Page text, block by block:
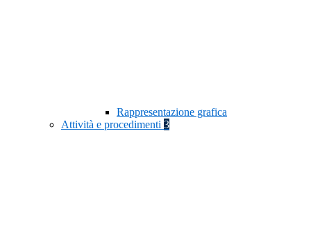
Rappresentazione grafica
Attività e procedimenti 3